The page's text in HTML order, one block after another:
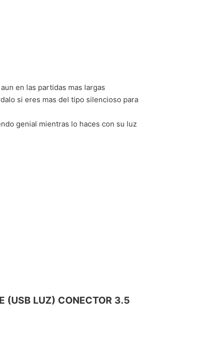
en las partidas mas largas
si eres mas del tipo silencioso para
genial mientras lo haces con su luz
(USB LUZ) CONECTOR 3.5